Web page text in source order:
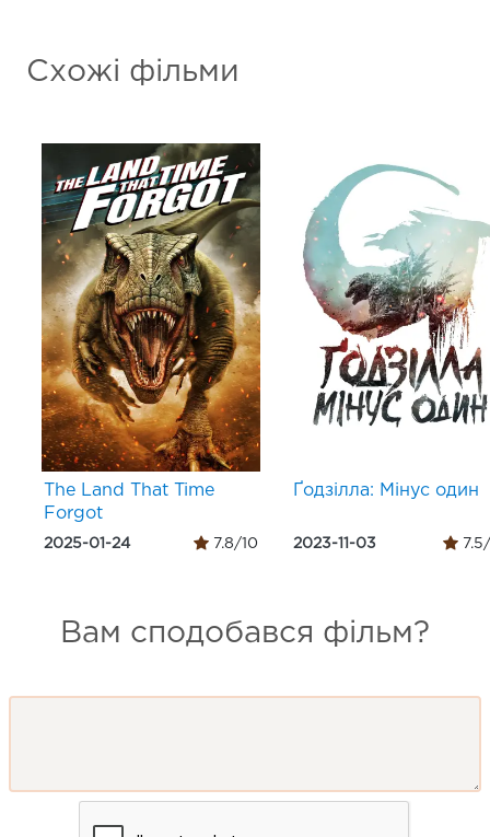
Схожі фільми
The Land That Time
Forgot
2025-01-24 7.8/10
Ґодзілла: Мінус один
2023-11-03 7.5/
Вам сподобався фільм?